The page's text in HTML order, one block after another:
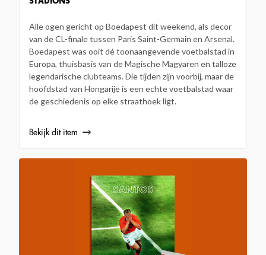
Alle ogen gericht op Boedapest dit weekend, als decor
van de CL-finale tussen Paris Saint-Germain en Arsenal.
Boedapest was ooit dé toonaangevende voetbalstad in
Europa, thuisbasis van de Magische Magyaren en talloze
legendarische clubteams. Die tijden zijn voorbij, maar de
hoofdstad van Hongarije is een echte voetbalstad waar
de geschiedenis op elke straathoek ligt.
Bekijk dit item